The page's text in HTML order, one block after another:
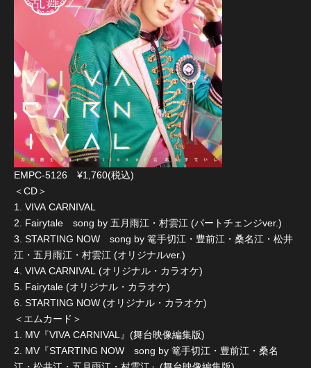
EMPC-5126 ¥1,760(税込)
＜CD＞
1. VIVA CARNIVAL
2. Fairytale song by 五月雨江・村雲江 (パートチェンジver.)
3. STARTING NOW song by 篭手切江・豊前江・桑名江・松井
江・五月雨江・村雲江 (オリジナルver.)
4. VIVA CARNIVAL (オリジナル・カラオケ)
5. Fairytale (オリジナル・カラオケ)
6. STARTING NOW (オリジナル・カラオケ)
＜エムカード＞
1. MV『VIVA CARNIVAL』(舞台映像編集版)
2. MV『STARTING NOW song by 篭手切江・豊前江・桑名